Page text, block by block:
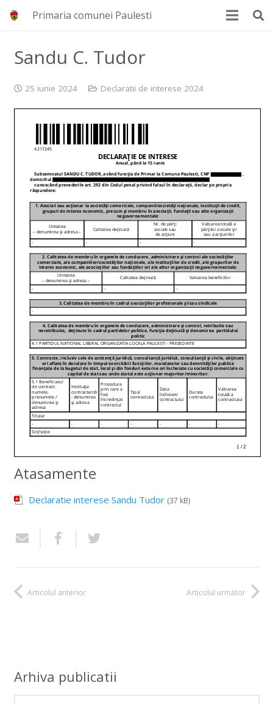
Primaria comunei Paulesti
Sandu C. Tudor
25 iunie 2024 Declaratii de interese 2024
Atasamente
Declaratie interese Sandu Tudor (37 kB)
Articolul anterior Articolul următor
Arhiva publicatii